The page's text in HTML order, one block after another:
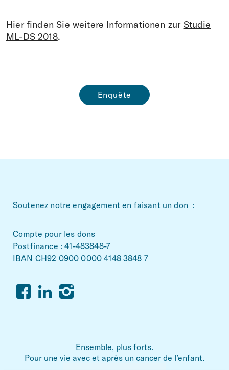
Hier finden Sie weitere Informationen zur Studie
ML-DS 2018.
Enquête
Soutenez notre engagement en faisant un don :
Compte pour les dons
Postfinance : 41-483848-7
IBAN CH92 0900 0000 4148 3848 7
FacebookLinkedinInstagram
Ensemble, plus forts.
Pour une vie avec et après un cancer de l’enfant.